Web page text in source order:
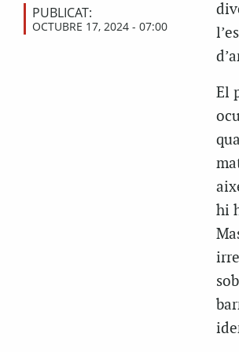
PUBLICAT:
OCTUBRE 17, 2024 - 07:00
El
hi